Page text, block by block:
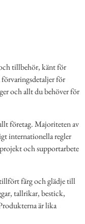
tillbehör, känt för
för
och allt du behöver för
företag. Majoriteten av
internationella regler
och supportarbete
tillfört färg och glädje till
tallrikar, bestick,
är lika